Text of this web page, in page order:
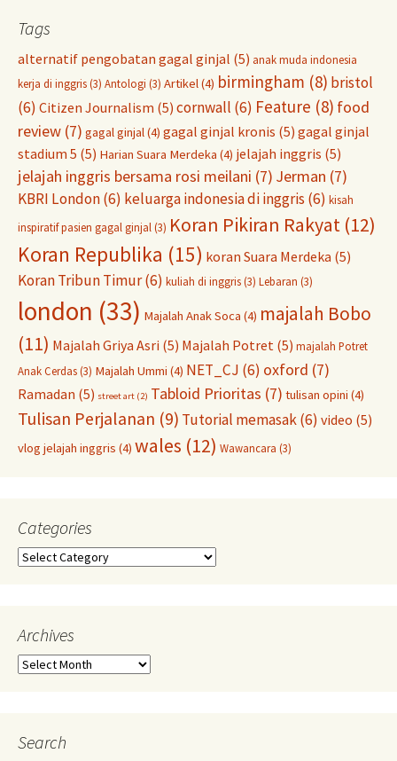
Tags
alternatif pengobatan gagal ginjal (5) anak muda indonesia
kerja di inggris(3) Antologi (3) Artikel(4) birmingham (8) bristol
(6) Citizen Journalism (5) cornwall (6) Feature (8) food
review (7) gagal ginjal(4) gagal ginjal kronis (5) gagal ginjal
stadium 5 (5) Harian Suara Merdeka (4) jelajah inggris (5)
jelajah inggris bersama rosi meilani (7) Jerman (7)
KBRI London(6) keluarga indonesia di inggris(6) kisah
inspiratif pasien gagal ginjal (3) Koran Pikiran Rakyat (12)
Koran Republika (15) koran Suara Merdeka (5)
Koran Tribun Timur(6) kuliah di inggris(3) Lebaran (3)
london (33) Majalah Anak Soca (4) majalah Bobo
(11) Majalah Griya Asri (5) Majalah Potret (5) majalah Potret
Anak Cerdas(3) Majalah Ummi (4) NET_CJ (6) oxford (7)
Ramadan (5) street art (2) Tabloid Prioritas (7) tulisan opini (4)
Tulisan Perjalanan (9) Tutorial memasak(6) video (5)
vlog jelajah inggris (4) wales (12) Wawancara (3)
Categories
Categories
Archives
Archives
Search